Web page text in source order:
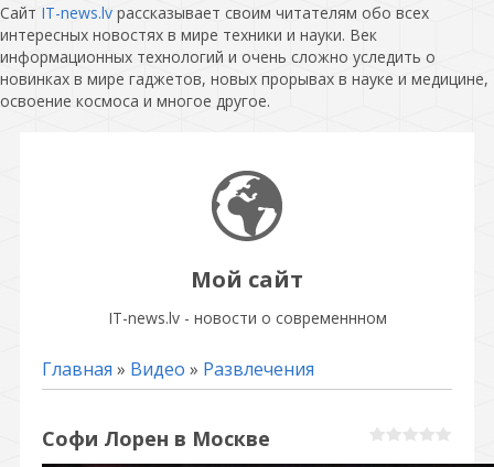
Сайт IT-news.lv рассказывает своим читателям обо всех
интересных новостях в мире техники и науки. Век
информационных технологий и очень сложно уследить о
новинках в мире гаджетов, новых прорывах в науке и медицине,
освоение космоса и многое другое.
Мой сайт
IT-news.lv - новости о современнном
Главная » Видео » Развлечения
Софи Лорен в Москве